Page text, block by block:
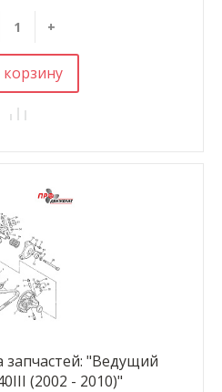
+
корзину
запчастей: "Ведущий
(2002 - 2010)"